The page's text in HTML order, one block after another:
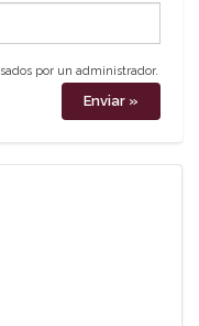
por un administrador.